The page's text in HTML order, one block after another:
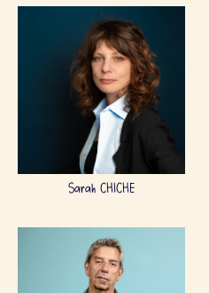
Sarah CHICHE